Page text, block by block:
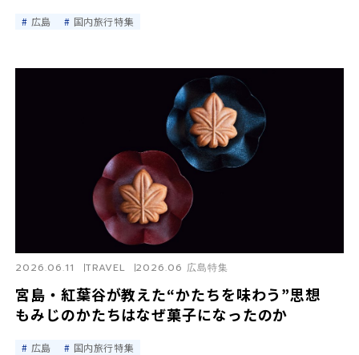
広島 国内旅行特集
宮島・紅葉谷が教えた“かたちを味わう”思想
もみじのかたちはなぜ菓子になったのか
2026.06.11 TRAVEL 2026.06 広島特集
広島 国内旅行特集